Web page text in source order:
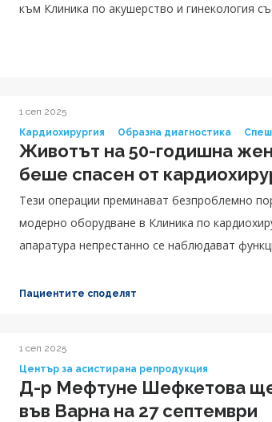
към Клиника по акушерство и гинекология
1 сеп 2025
Кардиохирургия
Образна диагностика
Животът на 50-годишна
беше спасен от
Тези операции преминават безпроблемно
модерно оборудване в Клиника по
апаратура непрестанно се наблюдават
Пациентите споделят
1 сеп 2025
Център за асистирана репродукция
Д-р Мефтуне Шефкетова ще
във Варна на 27 септември